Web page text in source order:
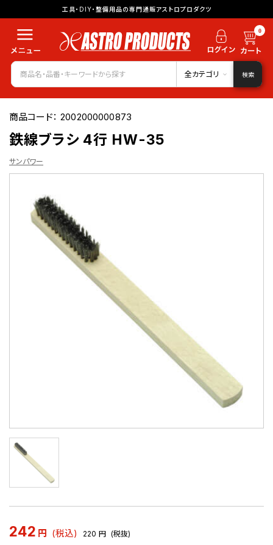
工具・DIY・整備用品の専門通販アストロプロダクツ
0
全カテゴリ 検索
商品コード：2002000000873
鉄線ブラシ 4行 HW-35
サンパワー
242 円 (税込) 220 円 (税抜)